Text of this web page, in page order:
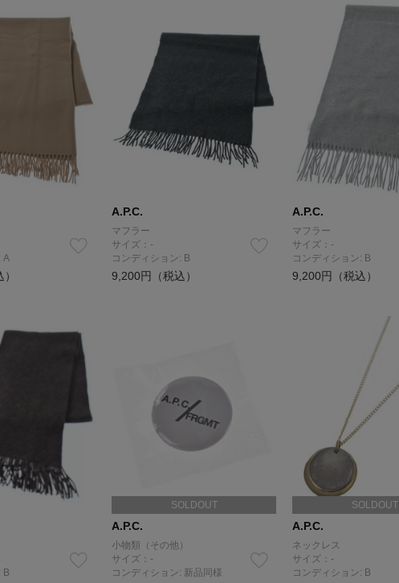
A
A.P.C.
マフラー
サイズ：-
コンディション: B
9,200円（税込）
A.P.C.
マフラー
サイズ：-
コンディション: B
9,200円（税込）
B
SOLDOUT
A.P.C.
小物類（その他）
サイズ：-
コンディション: 新品同様
SOLDOUT
A.P.C.
ネックレス
サイズ：-
コンディション: B